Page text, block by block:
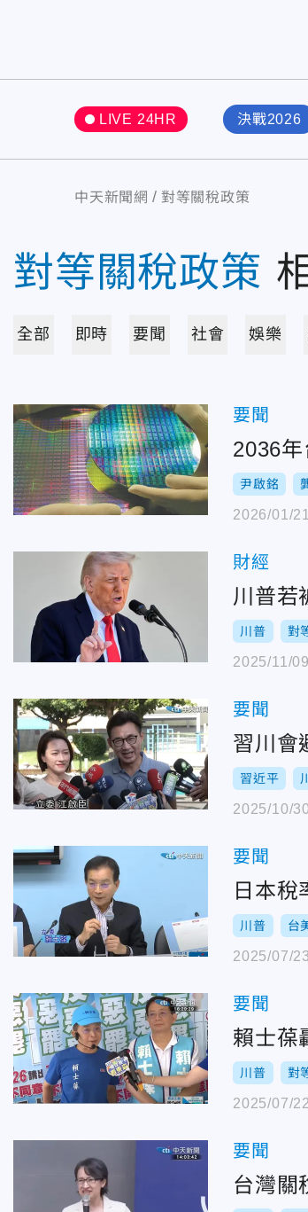
LIVE 24HR 決戰2026
中天新聞網 對等關稅政策
對等關稅政策
全部 即時 要聞 社會 娛樂
要聞
2036
尹啟銘
2026/01/
財經
川普若
川普 對
2025/11/
要聞
習川會
習近平
2025/10/
要聞
日本
川普 台
2025/07/
要聞
賴士葆
川普 對
2025/07/
要聞
台灣關